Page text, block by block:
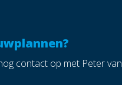
contact op met Peter van